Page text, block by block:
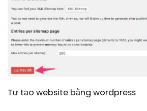
Tự tạo website bằng wordpress